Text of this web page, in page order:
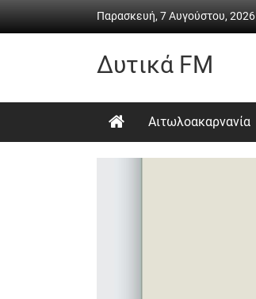
Παρασκευή, 7 Αυγούστου, 2026
Δυτικά FM
Καθημερινή
Αιτωλοακαρνανία